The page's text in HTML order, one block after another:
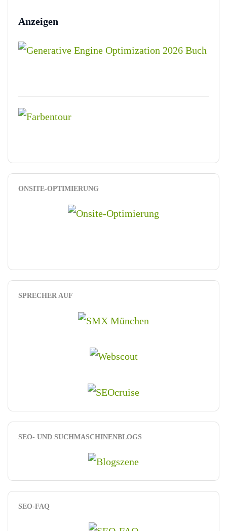
Anzeigen
ONSITE-OPTIMIERUNG
SPRECHER AUF
SEO- UND SUCHMASCHINENBLOGS
SEO-FAQ